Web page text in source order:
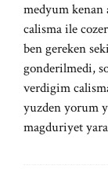
medyum
calisma ile
ben gereken
gonderilmedi,
verdigim
yuzden yorum
magduriyet